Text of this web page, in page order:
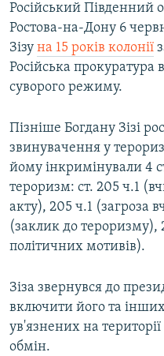
Російський Південний
Ростова-на-Дону 6
Зізу на 15 років колонії
Російська прокуратура
суворого режиму.
Пізніше Богдану Зізі
звинувачення у
йому інкримінували 4
тероризм: ст. 205 ч.1
акту), 205 ч.1 (загроза
(заклик до тероризму),
політичних мотивів).
Зіза звернувся до
включити його та
ув'язнених на
обмін.